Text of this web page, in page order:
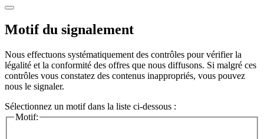
Motif du signalement
Nous effectuons systématiquement des contrôles pour vérifier la
légalité et la conformité des offres que nous diffusons. Si malgré ces
contrôles vous constatez des contenus inappropriés, vous pouvez
nous le signaler.
Sélectionnez un motif dans la liste ci-dessous :
Motif: